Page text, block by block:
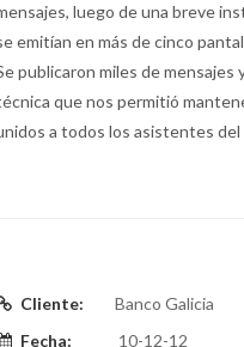
luego de una breve
emitían en más de cinco
publicaron miles de mensajes
que nos permitió
a todos los asistentes
Cliente:
Banco Galicia
Fecha:
10-12-12